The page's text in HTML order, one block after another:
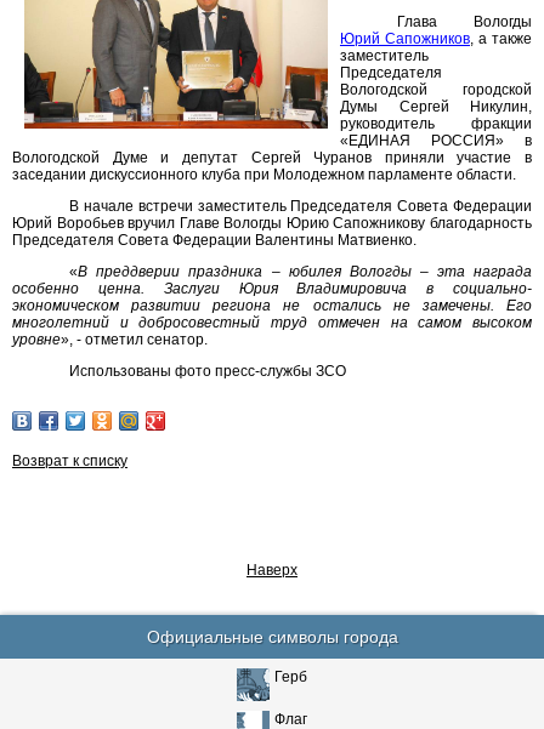
Глава Вологды
Юрий Сапожников, а также
заместитель
Председателя
Вологодской городской
Думы Сергей Никулин,
руководитель фракции
«ЕДИНАЯ РОССИЯ» в
Вологодской Думе и депутат Сергей Чуранов приняли участие в
заседании дискуссионного клуба при Молодежном парламенте области.
В начале встречи заместитель Председателя Совета Федерации
Юрий Воробьев вручил Главе Вологды Юрию Сапожникову благодарность
Председателя Совета Федерации Валентины Матвиенко.
«В преддверии праздника – юбилея Вологды – эта награда
особенно ценна. Заслуги Юрия Владимировича в социально-
экономическом развитии региона не остались не замечены. Его
многолетний и добросовестный труд отмечен на самом высоком
уровне», - отметил сенатор.
Использованы фото пресс-службы ЗСО
Возврат к списку
Наверх
Официальные символы города
Герб
Флаг